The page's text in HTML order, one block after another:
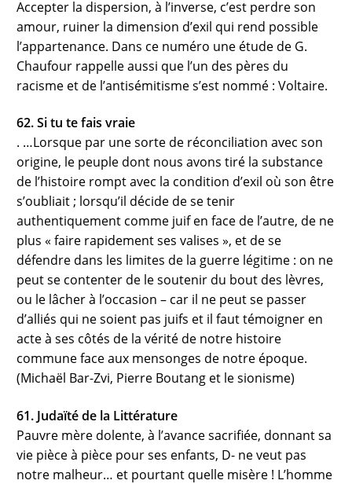
Accepter la dispersion, à l’inverse, c’est perdre son
amour, ruiner la dimension d’exil qui rend possible
l’appartenance. Dans ce numéro une étude de G.
Chaufour rappelle aussi que l’un des pères du
racisme et de l’antisémitisme s’est nommé : Voltaire.
62. Si tu te fais vraie
. …Lorsque par une sorte de réconciliation avec son
origine, le peuple dont nous avons tiré la substance
de l’histoire rompt avec la condition d’exil où son être
s’oubliait ; lorsqu’il décide de se tenir
authentiquement comme juif en face de l’autre, de ne
plus « faire rapidement ses valises », et de se
défendre dans les limites de la guerre légitime : on ne
peut se contenter de le soutenir du bout des lèvres,
ou le lâcher à l’occasion – car il ne peut se passer
d’alliés qui ne soient pas juifs et il faut témoigner en
acte à ses côtés de la vérité de notre histoire
commune face aux mensonges de notre époque.
(Michaël Bar-Zvi, Pierre Boutang et le sionisme)
61. Judaïté de la Littérature
Pauvre mère dolente, à l’avance sacrifiée, donnant sa
vie pièce à pièce pour ses enfants, D- ne veut pas
notre malheur… et pourtant quelle misère ! L’homme